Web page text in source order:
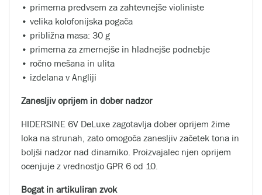
• primerna predvsem za zahtevnejše violiniste
• velika kolofonijska pogača
• približna masa: 30 g
• primerna za zmernejše in hladnejše podnebje
• ročno mešana in ulita
• izdelana v Angliji
Zanesljiv oprijem in dober nadzor
HIDERSINE 6V DeLuxe zagotavlja dober oprijem žime
loka na strunah, zato omogoča zanesljiv začetek tona in
boljši nadzor nad dinamiko. Proizvajalec njen oprijem
ocenjuje z vrednostjo GPR 6 od 10.
Bogat in artikuliran zvok